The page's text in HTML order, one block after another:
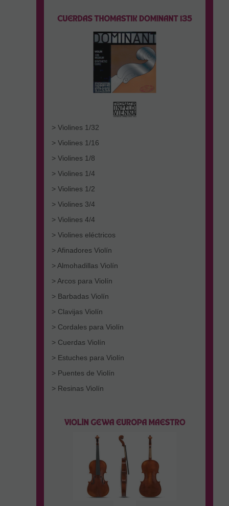
> Violines 1/32
> Violines 1/16
> Violines 1/8
> Violines 1/4
> Violines 1/2
> Violines 3/4
> Violines 4/4
> Violines eléctricos
> Afinadores Violín
> Almohadillas Violín
> Arcos para Violín
> Barbadas Violín
> Clavijas Violín
> Cordales para Violín
> Cuerdas Violín
> Estuches para Violín
> Puentes de Violín
> Resinas Violín